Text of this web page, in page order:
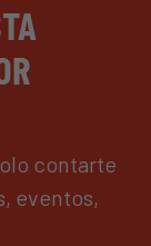
contarte
eventos,